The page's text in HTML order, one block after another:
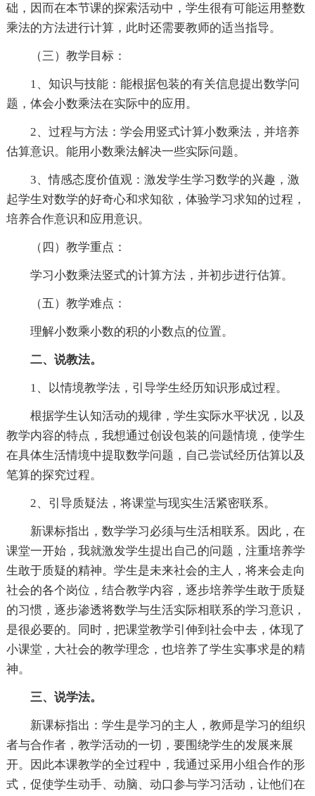
础，因而在本节课的探索活动中，学生很有可能运用整数
乘法的方法进行计算，此时还需要教师的适当指导。
（三）教学目标：
1、知识与技能：能根据包装的有关信息提出数学问
题，体会小数乘法在实际中的应用。
2、过程与方法：学会用竖式计算小数乘法，并培养
估算意识。能用小数乘法解决一些实际问题。
3、情感态度价值观：激发学生学习数学的兴趣，激
起学生对数学的好奇心和求知欲，体验学习求知的过程，
培养合作意识和应用意识。
（四）教学重点：
学习小数乘法竖式的计算方法，并初步进行估算。
（五）教学难点：
理解小数乘小数的积的小数点的位置。
二、说教法。
1、以情境教学法，引导学生经历知识形成过程。
根据学生认知活动的规律，学生实际水平状况，以及
教学内容的特点，我想通过创设包装的问题情境，使学生
在具体生活情境中提取数学问题，自己尝试经历估算以及
笔算的探究过程。
2、引导质疑法，将课堂与现实生活紧密联系。
新课标指出，数学学习必须与生活相联系。因此，在
课堂一开始，我就激发学生提出自己的问题，注重培养学
生敢于质疑的精神。学生是未来社会的主人，将来会走向
社会的各个岗位，结合教学内容，逐步培养学生敢于质疑
的习惯，逐步渗透将数学与生活实际相联系的学习意识，
是很必要的。同时，把课堂教学引伸到社会中去，体现了
小课堂，大社会的教学理念，也培养了学生实事求是的精
神。
三、说学法。
新课标指出：学生是学习的主人，教师是学习的组织
者与合作者，教学活动的一切，要围绕学生的发展来展
开。因此本课教学的全过程中，我通过采用小组合作的形
式，促使学生动手、动脑、动口参与学习活动，让他们在